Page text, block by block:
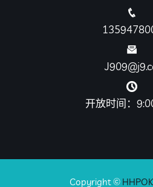
开放时间：
Copyright ©